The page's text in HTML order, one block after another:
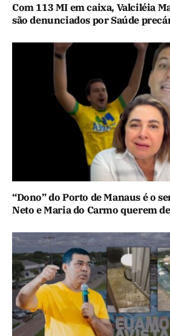
Com 113 MI em caixa, Valciléia
são denunciados por Saúde
“Dono” do Porto de Manaus é o
Neto e Maria do Carmo querem